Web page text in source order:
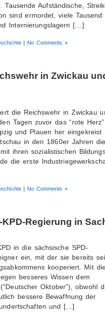
Aufständische,
sind ermordet, viele
Internierungslagern […]
| No Comments »
in Zwickau
die Reichswehr in Zwickau
Tagen zuvor das “rote Herz”
und Plauen her eingekreist
in den 1860er Jahren
ihren sozialistischen
die erste
| No Comments »
KPD-Regierung in
in die sächsische SPD-
ein, mit der sie bereits
kooperiert. Mit
besseres Wissen dem
Oktober”), obwohl
bessere Bewaffnung der
und […]